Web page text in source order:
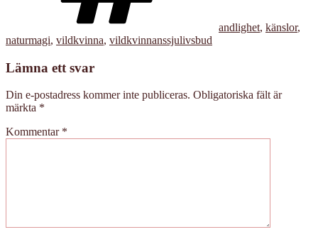
andlighet, känslor,
naturmagi, vildkvinna, vildkvinnanssjulivsbud
Lämna ett svar
Din e-postadress kommer inte publiceras. Obligatoriska fält är
märkta *
Kommentar *